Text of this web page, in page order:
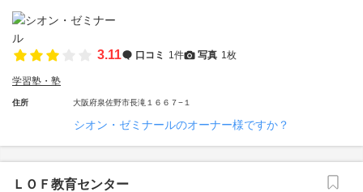
3.11 口コミ 1件 写真 1枚
学習塾・塾
住所 大阪府泉佐野市長滝１６６７−１
シオン・ゼミナールのオーナー様ですか？
ＬＯＦ教育センター